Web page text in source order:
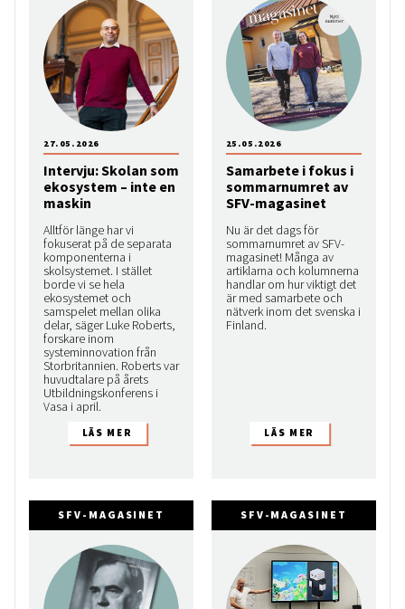
Intervju: Skolan som
ekosystem – inte en
maskin
Alltför länge har vi
fokuserat på de separata
komponenterna i
skolsystemet. I stället
borde vi se hela
ekosystemet och
samspelet mellan olika
delar, säger Luke Roberts,
forskare inom
systeminnovation från
Storbritannien. Roberts var
huvudtalare på årets
Utbildningskonferens i
Vasa i april.
27.05.2026
Samarbete i fokus i
sommarnumret av
SFV-magasinet
Nu är det dags för
sommarnumret av SFV-
magasinet! Många av
artiklarna och kolumnerna
handlar om hur viktigt det
är med samarbete och
nätverk inom det svenska i
Finland.
25.05.2026
SFV-MAGASINET SFV-MAGASINET